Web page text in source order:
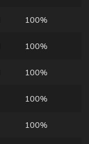
100%
100%
100%
100%
100%